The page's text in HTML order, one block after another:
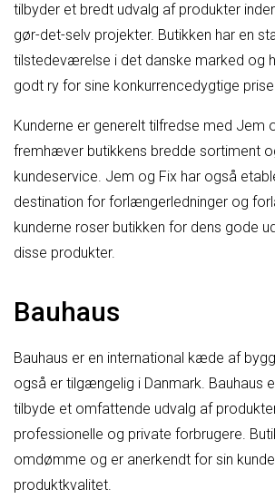
tilbyder et bredt udvalg af produkter
gør-det-selv projekter. Butikken har en
tilstedeværelse i det danske marked og
godt ry for sine konkurrencedygtige
Kunderne er generelt tilfredse med Jem
fremhæver butikkens bredde sortiment
kundeservice. Jem og Fix har også
destination for forlængerledninger og
kunderne roser butikken for dens gode
disse produkter.
Bauhaus
Bauhaus er en international kæde af
også er tilgængelig i Danmark. Bauhaus
tilbyde et omfattende udvalg af
professionelle og private forbrugere.
omdømme og er anerkendt for sin
produktkvalitet.